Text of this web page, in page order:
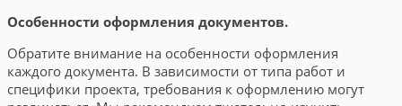
Особенности оформления документов.
Обратите внимание на особенности оформления
каждого документа. В зависимости от типа работ и
специфики проекта, требования к оформлению могут